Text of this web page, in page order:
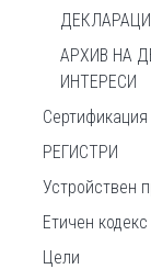
АРХИВ НА
ИНТЕРЕСИ
Сертификация
РЕГИСТРИ
Устройствен
Етичен кодекс
Цели